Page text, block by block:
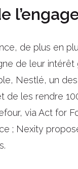
de plus en
de leur
Nestlé, un
de les rendre
via Act for
; Nexity